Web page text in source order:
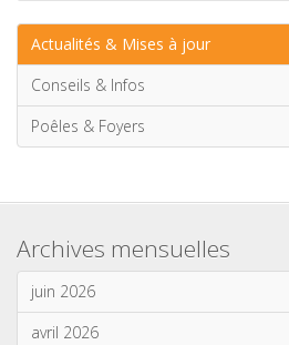
Actualités & Mises à jour
Conseils & Infos
Poêles & Foyers
Archives mensuelles
juin 2026
avril 2026